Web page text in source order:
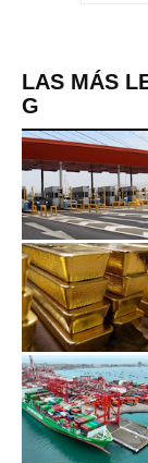
LAS MÁS
G